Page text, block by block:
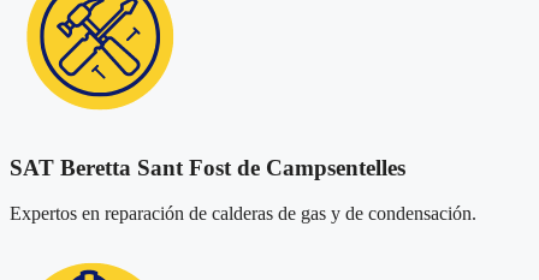
SAT Beretta Sant Fost de Campsentelles
Expertos en reparación de calderas de gas y de condensación.